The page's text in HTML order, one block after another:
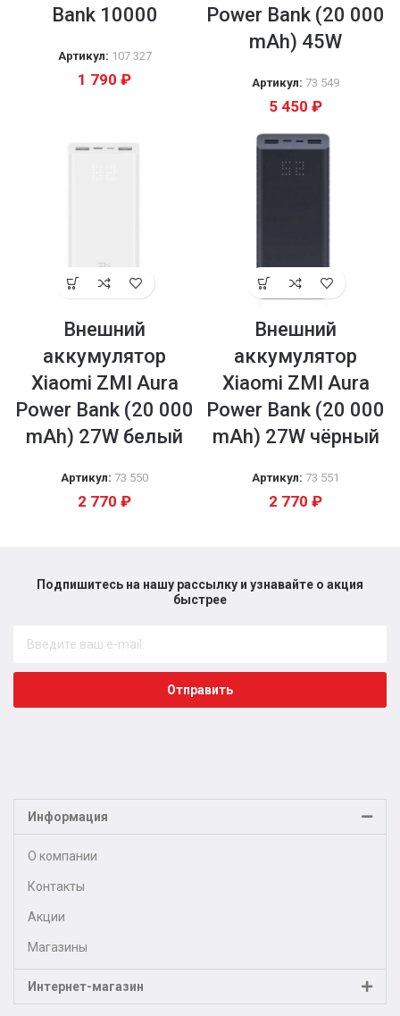
Bank 10000
Артикул: 107 327
1 790 ₽
Power Bank (20 000
mAh) 45W
Артикул: 73 549
5 450 ₽
Внешний
аккумулятор
Xiaomi ZMI Aura
Power Bank (20 000
mAh) 27W белый
Артикул: 73 550
2 770 ₽
Внешний
аккумулятор
Xiaomi ZMI Aura
Power Bank (20 000
mAh) 27W чёрный
Артикул: 73 551
2 770 ₽
Подпишитесь на нашу рассылку и узнавайте о акция
быстрее​
Отправить
Информация
О компании
Контакты
Акции
Магазины
Интернет-магазин